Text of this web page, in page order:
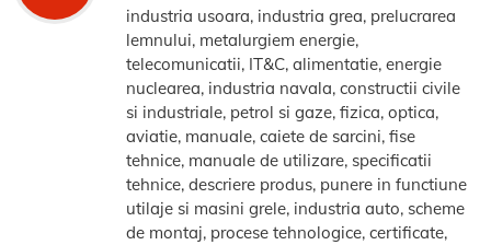
industria usoara, industria grea, prelucrarea
lemnului, metalurgiem energie,
telecomunicatii, IT&C, alimentatie, energie
nuclearea, industria navala, constructii civile
si industriale, petrol si gaze, fizica, optica,
aviatie, manuale, caiete de sarcini, fise
tehnice, manuale de utilizare, specificatii
tehnice, descriere produs, punere in functiune
utilaje si masini grele, industria auto, scheme
de montaj, procese tehnologice, certificate,